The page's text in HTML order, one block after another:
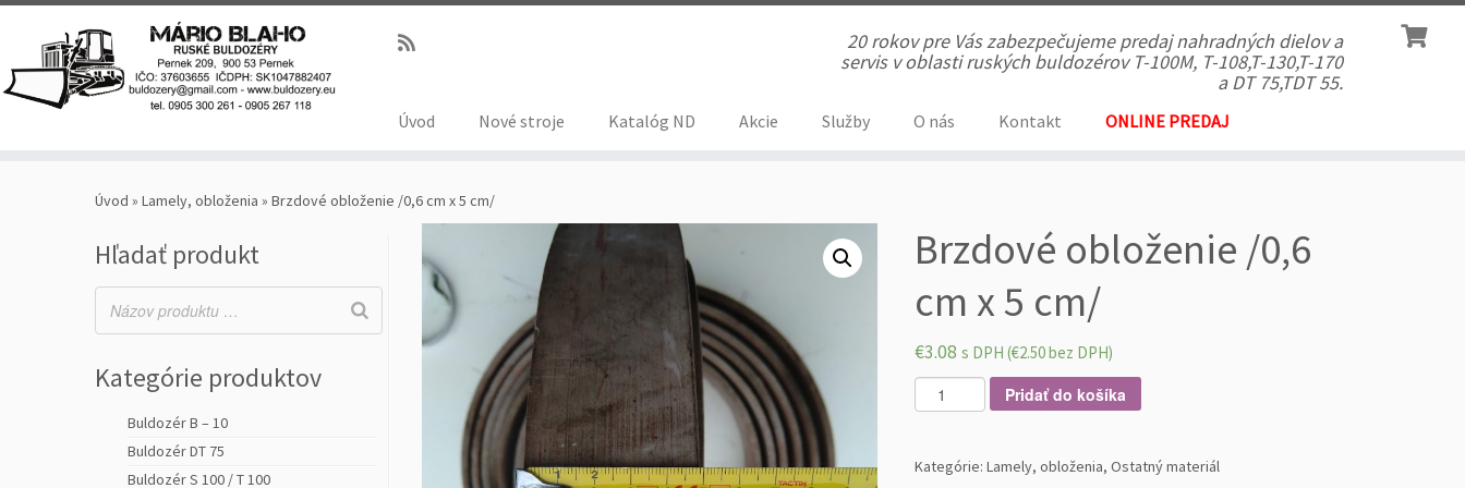
20 rokov pre Vás zabezpečujeme predaj nahradných dielov a
servis v oblasti ruských buldozérov T-100M, T-108,T-130,T-170
a DT 75,TDT 55.
Úvod Nové stroje Katalóg ND Akcie Služby O nás Kontakt ONLINE PREDAJ
Úvod » Lamely, obloženia » Brzdové obloženie /0,6 cm x 5 cm/
Hľadať produkt
Kategórie produktov
Buldozér B – 10
Buldozér DT 75
Buldozér S 100 / T 100
Brzdové obloženie /0,6
cm x 5 cm/
€3.08 s DPH (€2.50bez DPH)
n
ž
Pridať do košíka
Kategórie:Lamely, obloženia,Ostatný materiál